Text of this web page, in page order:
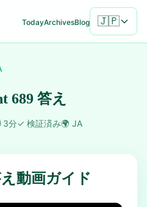
TodayArchivesBlog 🇯🇵
689 答え
3分✓ 検証済み🌍 JA
動画ガイド